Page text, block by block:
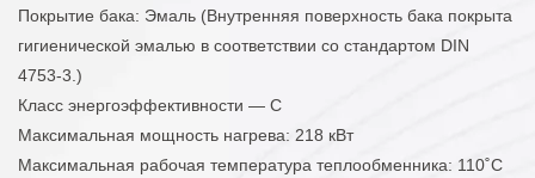
Покрытие бака: Эмаль (Внутренняя поверхность бака покрыта
гигиенической эмалью в соответствии со стандартом DIN
4753-3.)
Класс энергоэффективности — C
Максимальная мощность нагрева: 218 кВт
Максимальная рабочая температура теплообменника: 110˚C